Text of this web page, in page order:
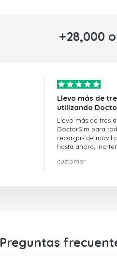
+28,000
Llevo más de
utilizando
Llevo más de tres
DoctorSim para
recargas de móvil
hasta ahora, ¡no
customer
Preguntas